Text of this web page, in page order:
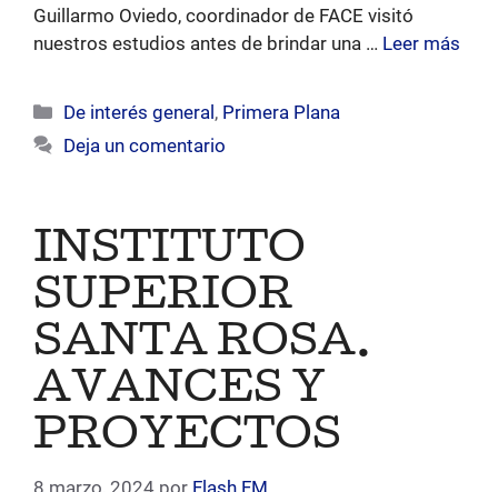
Guillarmo Oviedo, coordinador de FACE visitó
nuestros estudios antes de brindar una … Leer más
Categorías
De interés general, Primera Plana
Deja un comentario
INSTITUTO
SUPERIOR
SANTA ROSA.
AVANCES Y
PROYECTOS